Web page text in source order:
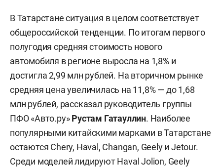
В Татарстане ситуация в целом соответствует
общероссийской тенденции. По итогам первого
полугодия средняя стоимость нового
автомобиля в регионе выросла на 1,8% и
достигла 2,99 млн рублей. На вторичном рынке
средняя цена увеличилась на 11,8% — до 1,68
млн рублей, рассказал руководитель группы
ПФО «Авто.ру»Рустам Гатауллин. Наиболее
популярными китайскими марками в Татарстане
остаются Chery, Haval, Changan, Geely и Jetour.
Среди моделей лидируют Haval Jolion, Geely